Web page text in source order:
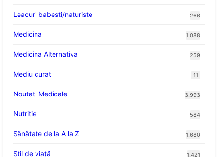
Leacuri babesti/naturiste 266
Medicina 1.088
Medicina Alternativa 259
Mediu curat 11
Noutati Medicale 3.993
Nutritie 584
Sănătate de la A la Z 1.680
Stil de viaţă 1.421